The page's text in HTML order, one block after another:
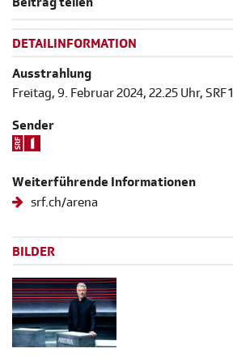
DETAILINFORMATION
Ausstrahlung
Freitag, 9. Februar 2024, 22.25 Uhr, SRF 1
Sender
Weiterführende Informationen
srf.ch/arena
BILDER